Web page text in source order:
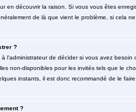
en découvrir la raison. Si vous vous êtes
de là que vient le problème, si cela
?
l'administrateur de décider si vous avez
non-disponibles pour les invités tels que le
instants, il est donc recommandé de le
?